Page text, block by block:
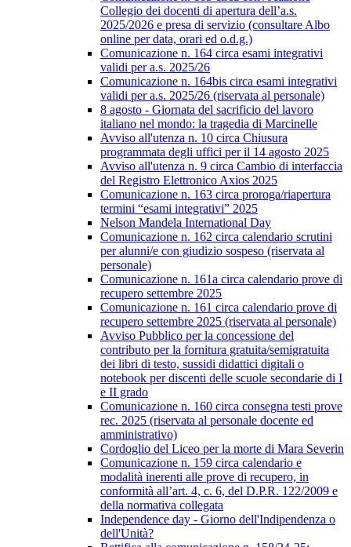
Collegio dei docenti di apertura dell’a.s.
2025/2026 e presa di servizio (consultare Albo
online per data, orari ed o.d.g.)
Comunicazione n. 164 circa esami integrativi
validi per a.s. 2025/26
Comunicazione n. 164bis circa esami integrativi
validi per a.s. 2025/26 (riservata al personale)
8 agosto - Giornata del sacrificio del lavoro
italiano nel mondo: la tragedia di Marcinelle
Avviso all'utenza n. 10 circa Chiusura
programmata degli uffici per il 14 agosto 2025
Avviso all'utenza n. 9 circa Cambio di interfaccia
del Registro Elettronico Axios 2025
Comunicazione n. 163 circa proroga/riapertura
termini “esami integrativi” 2025
Nelson Mandela International Day
Comunicazione n. 162 circa calendario scrutini
per alunni/e con giudizio sospeso (riservata al
personale)
Comunicazione n. 161a circa calendario prove di
recupero settembre 2025
Comunicazione n. 161 circa calendario prove di
recupero settembre 2025 (riservata al personale)
Avviso Pubblico per la concessione del
contributo per la fornitura gratuita/semigratuita
dei libri di testo, sussidi didattici digitali o
notebook per discenti delle scuole secondarie di I
e II grado
Comunicazione n. 160 circa consegna testi prove
rec. 2025 (riservata al personale docente ed
amministrativo)
Cordoglio del Liceo per la morte di Mara Severin
Comunicazione n. 159 circa calendario e
modalità inerenti alle prove di recupero, in
conformità all’art. 4, c. 6, del D.P.R. 122/2009 e
della normativa collegata
Independence day - Giorno dell'Indipendenza o
dell'Unità?